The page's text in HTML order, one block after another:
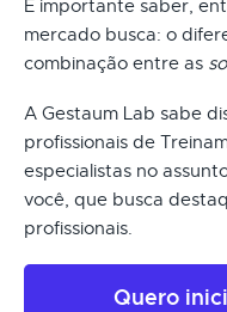
É importante saber,
mercado busca: o
combinação entre as
A Gestaum Lab sabe
profissionais de
especialistas no
você, que busca
profissionais.
Quero